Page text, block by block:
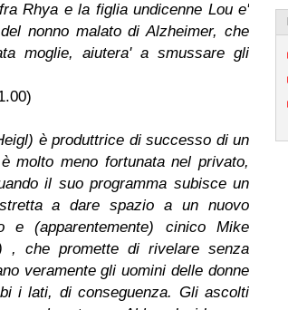
Rhya e la figlia undicenne Lou e'
nonno malato di Alzheimer, che
moglie, aiutera' a smussare gli
è produttrice di successo di un
molto meno fortunata nel privato,
il suo programma subisce un
a dare spazio a un nuovo
e (apparentemente) cinico Mike
, che promette di rivelare senza
veramente gli uomini delle donne
i lati, di conseguenza. Gli ascolti